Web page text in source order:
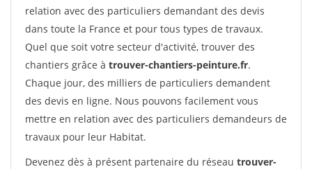
relation avec des particuliers demandant des devis
dans toute la France et pour tous types de travaux.
Quel que soit votre secteur d'activité, trouver des
chantiers grâce à trouver-chantiers-peinture.fr.
Chaque jour, des milliers de particuliers demandent
des devis en ligne. Nous pouvons facilement vous
mettre en relation avec des particuliers demandeurs de
travaux pour leur Habitat.
Devenez dès à présent partenaire du réseau trouver-